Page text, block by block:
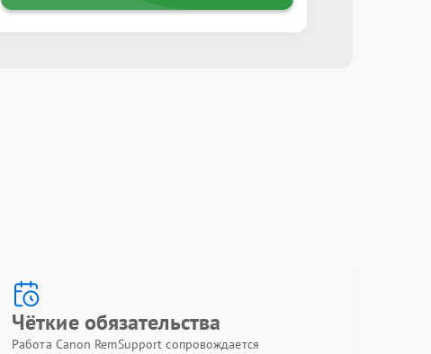
Чёткие обязательства
Работа Canon RemSupport сопровождается